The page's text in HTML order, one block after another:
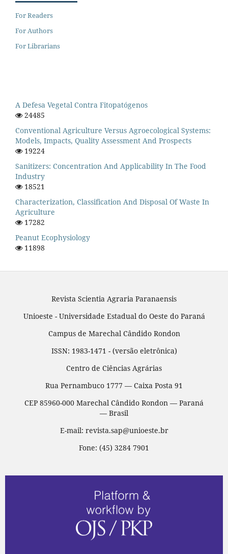
For Readers
For Authors
For Librarians
A Defesa Vegetal Contra Fitopatógenos
24485
Conventional Agriculture Versus Agroecological Systems:
Models, Impacts, Quality Assessment And Prospects
19224
Sanitizers: Concentration And Applicability In The Food
Industry
18521
Characterization, Classification And Disposal Of Waste In
Agriculture
17282
Peanut Ecophysiology
11898
Revista Scientia Agraria Paranaensis
Unioeste - Universidade Estadual do Oeste do Paraná
Campus de Marechal Cândido Rondon
ISSN: 1983-1471 - (versão eletrônica)
Centro de Ciências Agrárias
Rua Pernambuco 1777 — Caixa Posta 91
CEP 85960-000 Marechal Cândido Rondon — Paraná
— Brasil
E-mail: revista.sap@unioeste.br
Fone: (45) 3284 7901